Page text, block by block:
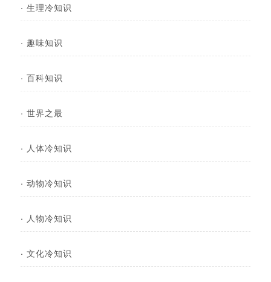
· 生理冷知识
· 趣味知识
· 百科知识
· 世界之最
· 人体冷知识
· 动物冷知识
· 人物冷知识
· 文化冷知识